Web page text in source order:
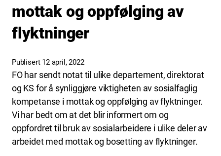
mottak og oppfølging av
flyktninger
Publisert 12 april, 2022
FO har sendt notat til ulike departement, direktorat
og KS for å synliggjøre viktigheten av sosialfaglig
kompetanse i mottak og oppfølging av flyktninger.
Vi har bedt om at det blir informert om og
oppfordret til bruk av sosialarbeidere i ulike deler av
arbeidet med mottak og bosetting av flyktninger.